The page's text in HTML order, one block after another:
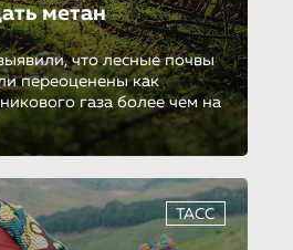
метан
что лесные почвы
переоценены как
газа более чем на
ТАСС